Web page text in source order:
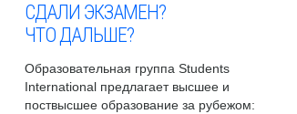
СДАЛИ ЭКЗАМЕН?
ЧТО ДАЛЬШЕ?
Образовательная группа Students
International предлагает высшее и
поствысшее образование за рубежом: